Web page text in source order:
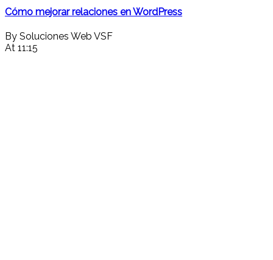
Cómo mejorar relaciones en WordPress
By Soluciones Web VSF
At 11:15